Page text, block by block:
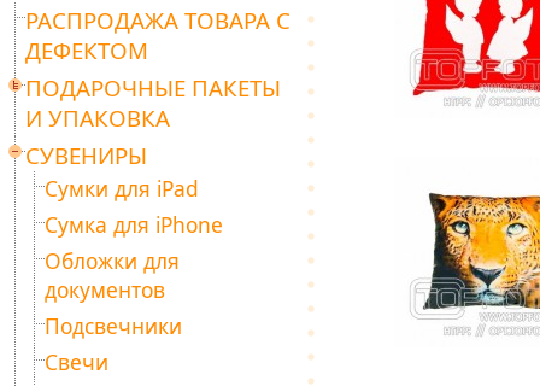
РАСПРОДАЖА ТОВАРА С
ДЕФЕКТОМ
ПОДАРОЧНЫЕ ПАКЕТЫ
И УПАКОВКА
СУВЕНИРЫ
Сумки для iPad
Сумка для iPhone
Обложки для
документов
Подсвечники
Свечи